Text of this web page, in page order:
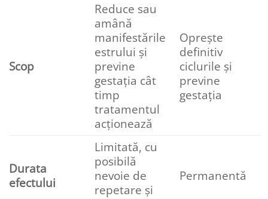
Scop
Reduce sau
amână
manifestările
estrului și
previne
gestația cât
timp
tratamentul
acționează
Oprește
definitiv
ciclurile și
previne
gestația
Durata
efectului
Limitată, cu
posibilă
nevoie de
repetare și
Permanentă